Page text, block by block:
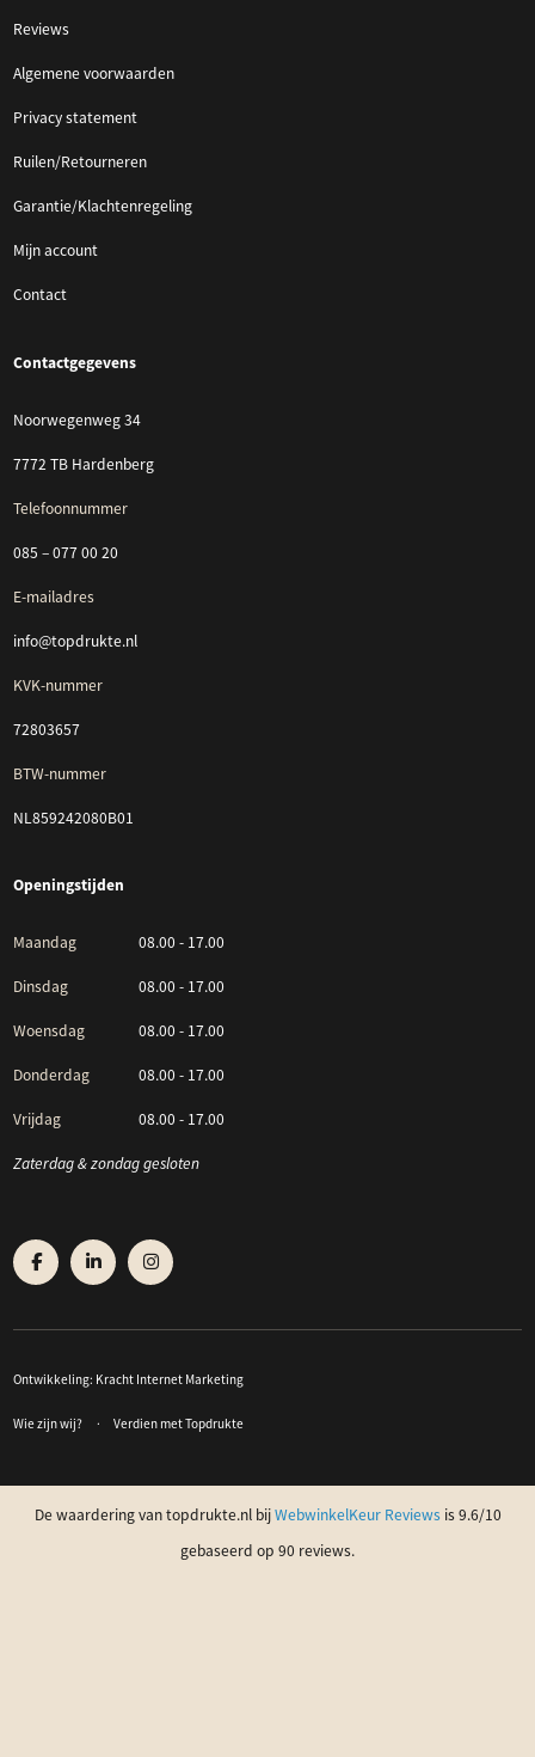
Reviews
Algemene voorwaarden
Privacy statement
Ruilen/Retourneren
Garantie/Klachtenregeling
Mijn account
Contact
Contactgegevens
Noorwegenweg 34
7772 TB Hardenberg
Telefoonnummer
085 – 077 00 20
E-mailadres
info@topdrukte.nl
KVK-nummer
72803657
BTW-nummer
NL859242080B01
Openingstijden
Maandag 08.00 - 17.00
Dinsdag 08.00 - 17.00
Woensdag 08.00 - 17.00
Donderdag 08.00 - 17.00
Vrijdag 08.00 - 17.00
Zaterdag & zondag gesloten
Ontwikkeling: Kracht Internet Marketing
Wie zijn wij? Verdien met Topdrukte
De waardering van topdrukte.nl bijWebwinkelKeur Reviewsis 9.6/10
gebaseerd op 90 reviews.